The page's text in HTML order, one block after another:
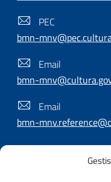
PEC
bmn-
Email
bmn-
Email
bmn-